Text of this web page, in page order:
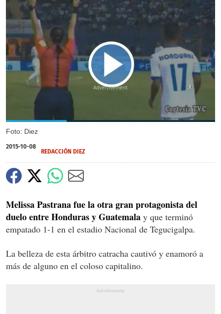
Foto: Diez
X
2015-10-08
REDACCIÓN DIEZ
Melissa Pastrana fue la otra gran protagonista del
duelo entre Honduras y Guatemala y que terminó
empatado 1-1 en el estadio Nacional de Tegucigalpa.
La belleza de esta árbitro catracha cautivó y enamoró a
más de alguno en el coloso capitalino.